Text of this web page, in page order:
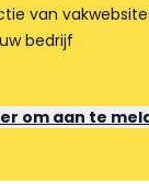
van
bedrijf
om aan te